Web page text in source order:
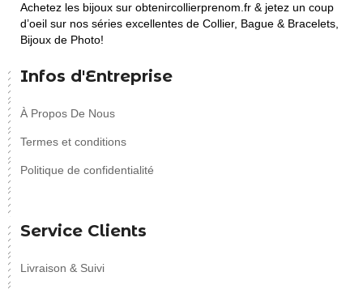
Achetez les bijoux sur obtenircollierprenom.fr & jetez un coup
d’oeil sur nos séries excellentes de Collier, Bague & Bracelets,
Bijoux de Photo!
Infos d'Entreprise
À Propos De Nous
Termes et conditions
Politique de confidentialité
Service Clients
Livraison & Suivi